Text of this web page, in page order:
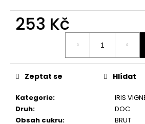
253 Kč
Kategorie:
IRIS
Druh:
DOC
Obsah cukru:
BRUT
Zeptat se Hlídat
o
p
o
č
u
e
m